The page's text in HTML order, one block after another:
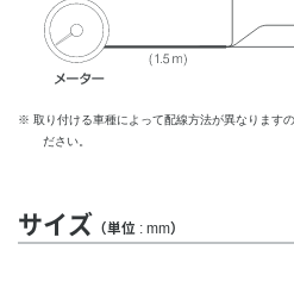
※ 取り付ける車種によって配線方法が異なります
ださい。
サイズ （単位 : mm）